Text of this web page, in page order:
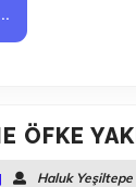
Oku...
ÖFKE
| Haluk Yeşiltepe